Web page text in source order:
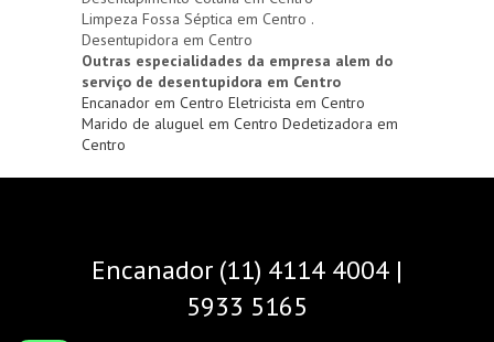
Limpeza Fossa Séptica em Centro .
Desentupidora em Centro
Outras especialidades da empresa alem do
serviço de desentupidora em Centro
Encanador em Centro Eletricista em Centro
Marido de aluguel em Centro Dedetizadora em
Centro
Encanador (11) 4114 4004 |
5933 5165